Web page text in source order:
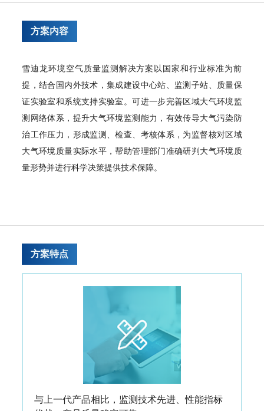
方案内容
雪迪龙环境空气质量监测解决方案以国家和行业标准为前
提，结合国内外技术，集成建设中心站、监测子站、质量保
证实验室和系统支持实验室。可进一步完善区域大气环境监
测网络体系，提升大气环境监测能力，有效传导大气污染防
治工作压力，形成监测、检查、考核体系，为监督核对区域
大气环境质量实际水平，帮助管理部门准确研判大气环境质
量形势并进行科学决策提供技术保障。
方案特点
与上一代产品相比，监测技术先进、性能指标